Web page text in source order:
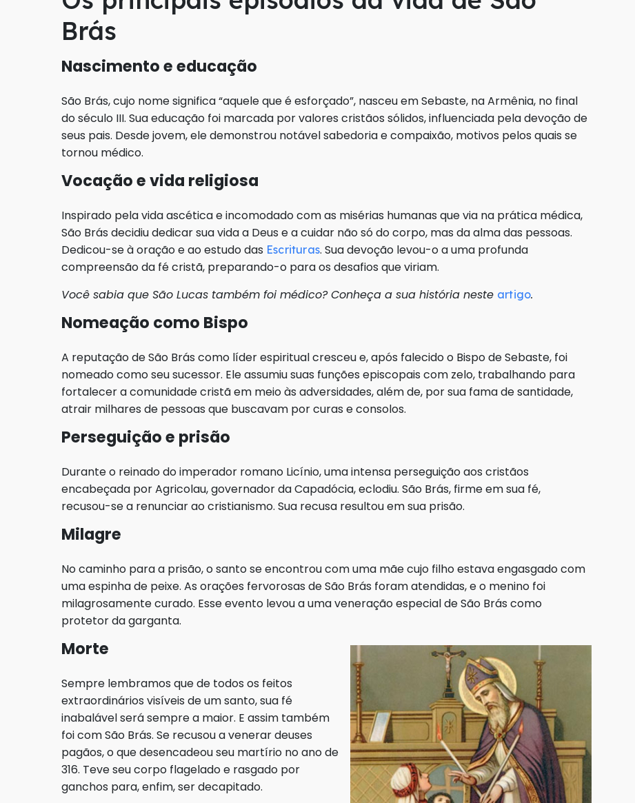
Brás
Nascimento e educação
São Brás, cujo nome significa “aquele que é esforçado”, nasceu em Sebaste, na Armênia, no final
do século III. Sua educação foi marcada por valores cristãos sólidos, influenciada pela devoção de
seus pais. Desde jovem, ele demonstrou notável sabedoria e compaixão, motivos pelos quais se
tornou médico.
Vocação e vida religiosa
Inspirado pela vida ascética e incomodado com as misérias humanas que via na prática médica,
São Brás decidiu dedicar sua vida a Deus e a cuidar não só do corpo, mas da alma das pessoas.
Dedicou-se à oração e ao estudo das Escrituras. Sua devoção levou-o a uma profunda
compreensão da fé cristã, preparando-o para os desafios que viriam.
Você sabia que São Lucas também foi médico? Conheça a sua história neste artigo.
Nomeação como Bispo
A reputação de São Brás como líder espiritual cresceu e, após falecido o Bispo de Sebaste, foi
nomeado como seu sucessor. Ele assumiu suas funções episcopais com zelo, trabalhando para
fortalecer a comunidade cristã em meio às adversidades, além de, por sua fama de santidade,
atrair milhares de pessoas que buscavam por curas e consolos.
Perseguição e prisão
Durante o reinado do imperador romano Licínio, uma intensa perseguição aos cristãos
encabeçada por Agricolau, governador da Capadócia, eclodiu. São Brás, firme em sua fé,
recusou-se a renunciar ao cristianismo. Sua recusa resultou em sua prisão.
Milagre
No caminho para a prisão, o santo se encontrou com uma mãe cujo filho estava engasgado com
uma espinha de peixe. As orações fervorosas de São Brás foram atendidas, e o menino foi
milagrosamente curado. Esse evento levou a uma veneração especial de São Brás como
protetor da garganta.
Morte
Sempre lembramos que de todos os feitos
extraordinários visíveis de um santo, sua fé
inabalável será sempre a maior. E assim também
foi com São Brás. Se recusou a venerar deuses
pagãos, o que desencadeou seu martírio no ano de
316. Teve seu corpo flagelado e rasgado por
ganchos para, enfim, ser decapitado.